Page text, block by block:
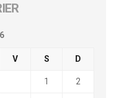
V S D
1 2